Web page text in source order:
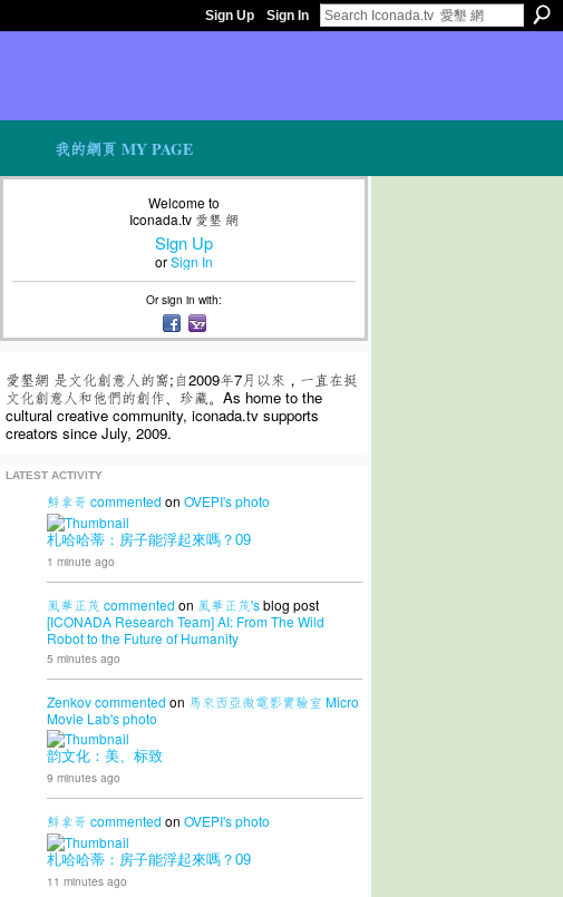
Sign Up Sign In
我的網頁 MY PAGE
Welcome to
Iconada.tv 愛墾 網
Sign Up
orSign In
Or sign in with:
愛墾網 是文化創意人的窩;自2009年7月以來，一直在挺
文化創意人和他們的創作、珍藏。As home to the
cultural creative community, iconada.tv supports
creators since July, 2009.
LATEST ACTIVITY
鮮拿哥 commented on OVEPI'sphoto
札哈哈蒂：房子能浮起來嗎？09
1 minute ago
風華正茂 commented on 風華正茂'sblog post
[ICONADA Research Team] AI: From The Wild
Robot to the Future of Humanity
5 minutes ago
Zenkovcommented on 馬來西亞微電影實驗室 Micro
Movie Lab'sphoto
韵文化：美、标致
9 minutes ago
鮮拿哥 commented on OVEPI'sphoto
札哈哈蒂：房子能浮起來嗎？09
11 minutes ago